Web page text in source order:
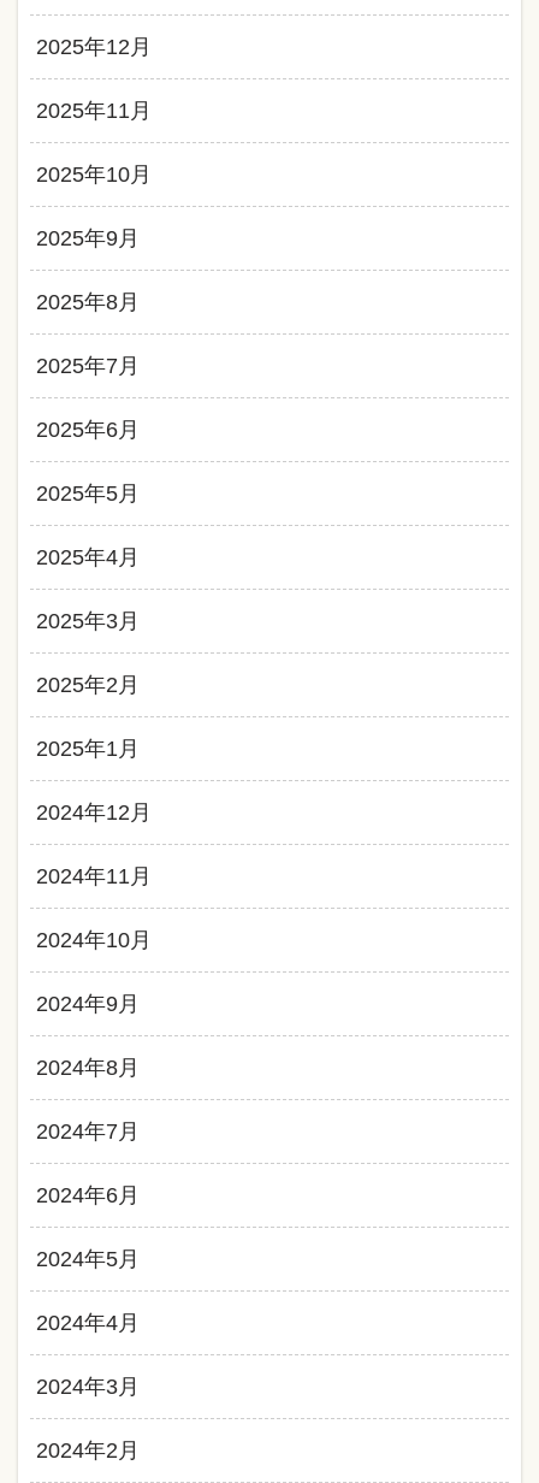
2025年12月
2025年11月
2025年10月
2025年9月
2025年8月
2025年7月
2025年6月
2025年5月
2025年4月
2025年3月
2025年2月
2025年1月
2024年12月
2024年11月
2024年10月
2024年9月
2024年8月
2024年7月
2024年6月
2024年5月
2024年4月
2024年3月
2024年2月